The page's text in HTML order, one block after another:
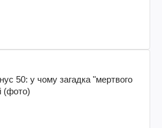
50: у чому загадка "мертвого
(фото)